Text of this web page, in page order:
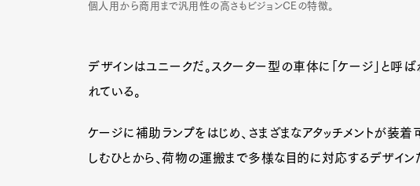
個人用から商用まで汎用性の高さもビジョンCEの特徴。
デザインはユニークだ。スクーター型の車体に「ケージ」と呼
れている。
ケージに補助ランプをはじめ、さまざまなアタッチメントが装
しむひとから、荷物の運搬まで多様な目的に対応するデザイン